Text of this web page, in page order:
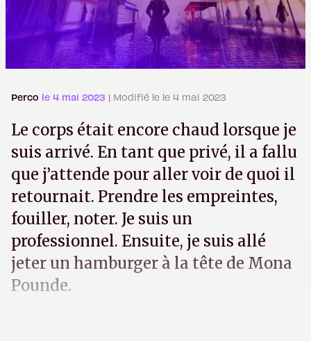
Perco le 4 mai 2023 | Modifié le le 4 mai 2023
Le corps était encore chaud lorsque je
suis arrivé. En tant que privé, il a fallu
que j’attende pour aller voir de quoi il
retournait. Prendre les empreintes,
fouiller, noter. Je suis un
professionnel. Ensuite, je suis allé
jeter un hamburger à la tête de Mona
Pounde.